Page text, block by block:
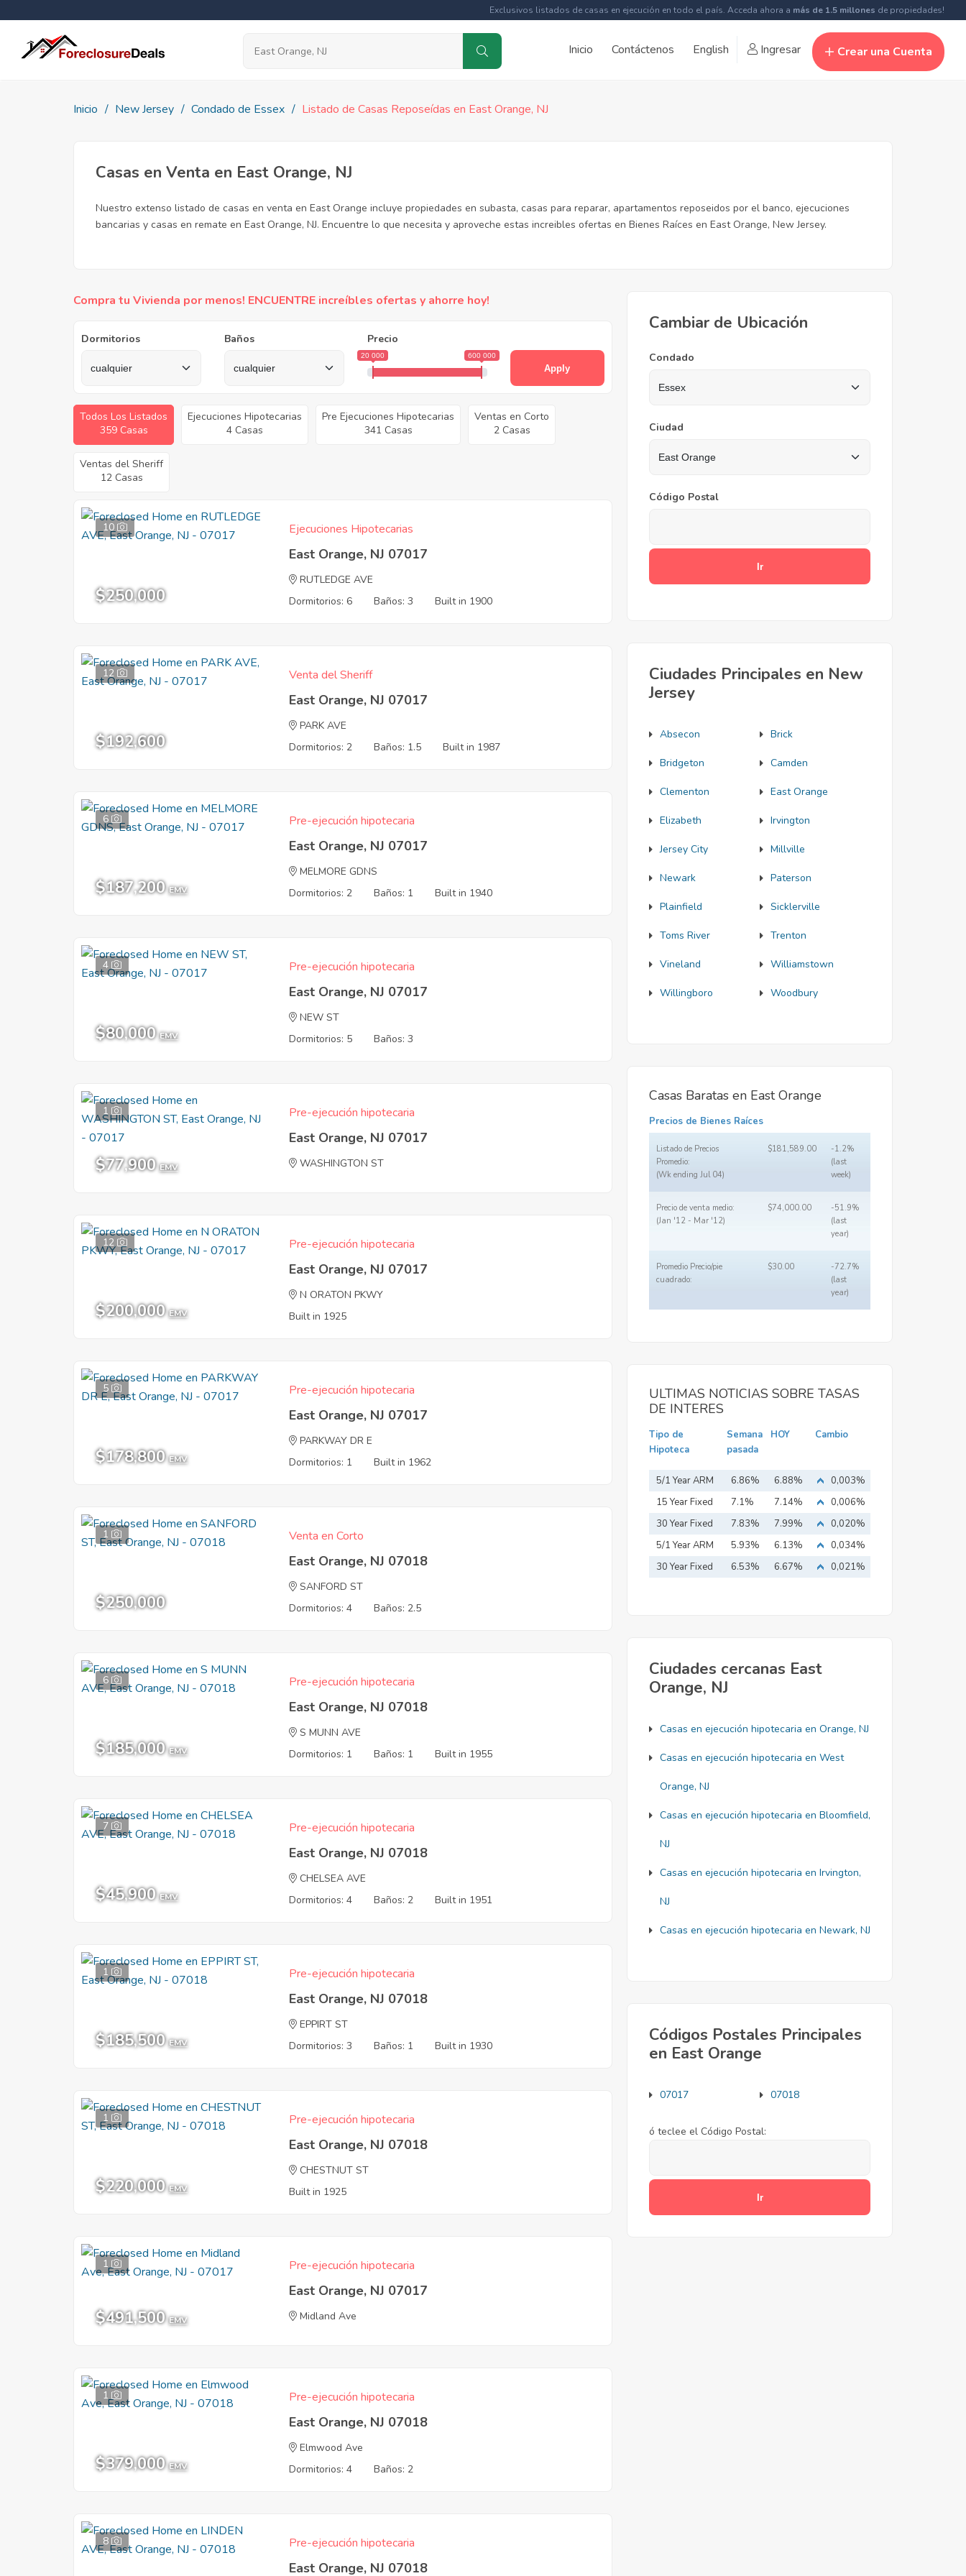
Exclusivos listados de casas en ejecución en todo el país. Acceda ahora a más de 1.5 millones de propiedades!
Inicio Contáctenos English Ingresar Crear una Cuenta
Inicio New Jersey Condado de Essex Listado de Casas Reposeídas en East Orange, NJ
Casas en Venta en East Orange, NJ
Nuestro extenso listado de casas en venta en East Orange incluye propiedades en subasta, casas para reparar, apartamentos reposeidos por el banco, ejecuciones
bancarias y casas en remate en East Orange, NJ. Encuentre lo que necesita y aproveche estas increibles ofertas en Bienes Raíces en East Orange, New Jersey.
Compra tu Vivienda por menos! ENCUENTRE increíbles ofertas y ahorre hoy!
Dormitorios Baños Precio
20 000 600 000
Apply
Todos Los Listados
359 Casas
Ejecuciones Hipotecarias
4 Casas
Pre Ejecuciones Hipotecarias
341 Casas
Ventas en Corto
2 Casas
Ventas del Sheriff
12 Casas
10
$250,000
Ejecuciones Hipotecarias
East Orange, NJ 07017
RUTLEDGE AVE
Dormitorios: 6
Baños: 3 Built in 1900
12
$192,600
Venta del Sheriff
East Orange, NJ 07017
PARK AVE
Dormitorios: 2
Baños: 1.5 Built in 1987
6
$187,200 EMV
Pre-ejecución hipotecaria
East Orange, NJ 07017
MELMORE GDNS
Dormitorios: 2
Baños: 1 Built in 1940
4
$80,000 EMV
Pre-ejecución hipotecaria
East Orange, NJ 07017
NEW ST
Dormitorios: 5
Baños: 3
1
$77,900 EMV
Pre-ejecución hipotecaria
East Orange, NJ 07017
WASHINGTON ST
12
$200,000 EMV
Pre-ejecución hipotecaria
East Orange, NJ 07017
N ORATON PKWY
Built in 1925
5
$178,800 EMV
Pre-ejecución hipotecaria
East Orange, NJ 07017
PARKWAY DR E
Dormitorios: 1
Built in 1962
1
$250,000
Venta en Corto
East Orange, NJ 07018
SANFORD ST
Dormitorios: 4
Baños: 2.5
6
$185,000 EMV
Pre-ejecución hipotecaria
East Orange, NJ 07018
S MUNN AVE
Dormitorios: 1
Baños: 1 Built in 1955
7
$45,900 EMV
Pre-ejecución hipotecaria
East Orange, NJ 07018
CHELSEA AVE
Dormitorios: 4
Baños: 2 Built in 1951
1
$185,500 EMV
Pre-ejecución hipotecaria
East Orange, NJ 07018
EPPIRT ST
Dormitorios: 3
Baños: 1 Built in 1930
1
$220,000 EMV
Pre-ejecución hipotecaria
East Orange, NJ 07018
CHESTNUT ST
Built in 1925
1
$491,500 EMV
Pre-ejecución hipotecaria
East Orange, NJ 07017
Midland Ave
1
$379,000 EMV
Pre-ejecución hipotecaria
East Orange, NJ 07018
Elmwood Ave
Dormitorios: 4
Baños: 2
8 Pre-ejecución hipotecaria
East Orange, NJ 07018
Cambiar de Ubicación
Condado
Ciudad
Código Postal
Ciudades Principales en New
Jersey
Absecon Brick
Bridgeton Camden
Clementon East Orange
Elizabeth Irvington
Jersey City Millville
Newark Paterson
Plainfield Sicklerville
Toms River Trenton
Vineland Williamstown
Willingboro Woodbury
Casas Baratas en East Orange
Precios de Bienes Raíces
Listado de Precios
Promedio:
(Wk ending Jul 04)
$181,589.00
-1.2%
(last
week)
Precio de venta medio:
(Jan '12 - Mar '12)
$74,000.00
-51.9%
(last
year)
Promedio Precio/pie
cuadrado:
$30.00
-72.7%
(last
year)
ULTIMAS NOTICIAS SOBRE TASAS
DE INTERES
Tipo de
Hipoteca
Semana
pasada
HOY Cambio
5/1 Year ARM 6.86% 6.88%
0,003%
15 Year Fixed
Mortgage
7.1% 7.14%
0,006%
30 Year Fixed
Mortgage
7.83% 7.99%
0,020%
5/1 Year ARM
5.93% 6.13%
0,034%
30 Year Fixed
6.53% 6.67% 0,021%
Ciudades cercanas East
Orange, NJ
Casas en ejecución hipotecaria en Orange, NJ
Casas en ejecución hipotecaria en West
Orange, NJ
Casas en ejecución hipotecaria en Bloomfield,
NJ
Casas en ejecución hipotecaria en Irvington,
NJ
Casas en ejecución hipotecaria en Newark, NJ
Códigos Postales Principales
en East Orange
07017 07018
ó teclee el Código Postal: